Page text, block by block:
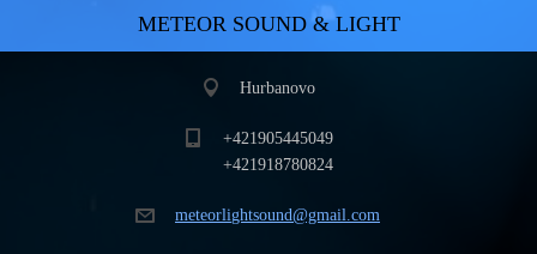
METEOR SOUND & LIGHT
Hurbanovo
+421905445049
+421918780824
meteorlightsound@gmail.com